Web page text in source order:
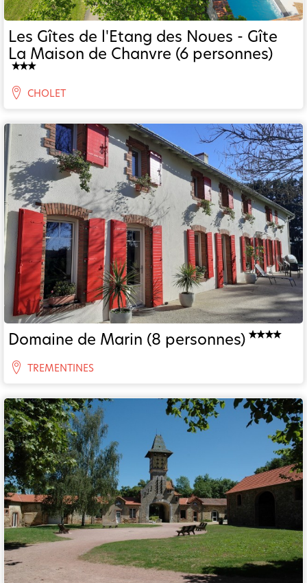
Les Gîtes de l'Etang des Noues - Gîte
La Maison de Chanvre (6 personnes)
CHOLET
Domaine de Marin (8 personnes)
TREMENTINES